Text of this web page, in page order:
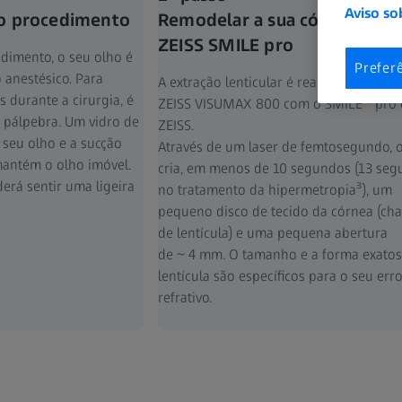
procedimento
o seu olho é
Para
durante a cirurgia, é
Um vidro de
olho e a sucção
o olho imóvel.
sentir uma ligeira
Remodelar a sua córnea com
ZEISS SMILE pro
A extração lenticular é realizada no
ZEISS VISUMAX 800 com o SMILE pro
ZEISS.
Através de um laser de femtosegundo,
cria, em menos de 10 segundos (13
no tratamento da hipermetropia³), um
pequeno disco de tecido da córnea
de lentícula) e uma pequena abertura
de ~ 4 mm. O tamanho e a forma
lentícula são específicos para o seu erro
refrativo.
Aviso